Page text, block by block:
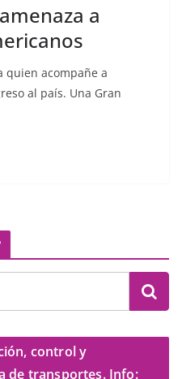
a
quien acompañe a
al país. Una Gran
control y
de transportes. Info: